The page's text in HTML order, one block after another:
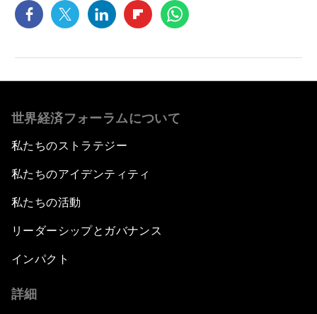
世界経済フォーラムについて
私たちのストラテジー
私たちのアイデンティティ
私たちの活動
リーダーシップとガバナンス
インパクト
詳細